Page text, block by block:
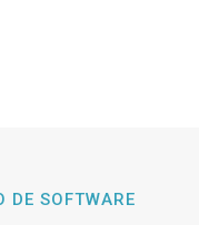
DE SOFTWARE